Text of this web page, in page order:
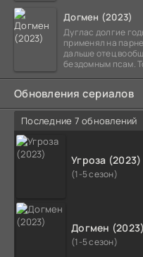
Догмен (2023)
Дуглас долгие
применял на
дальше отец
бездомным псам.
Обновления сериалов
Последние 7 обновлений
Угроза (2023)
(1-5 сезон)
Догмен (2023)
(1-5 сезон)